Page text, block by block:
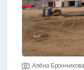
Алёна Бронникова